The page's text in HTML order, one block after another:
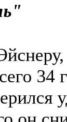
"
34